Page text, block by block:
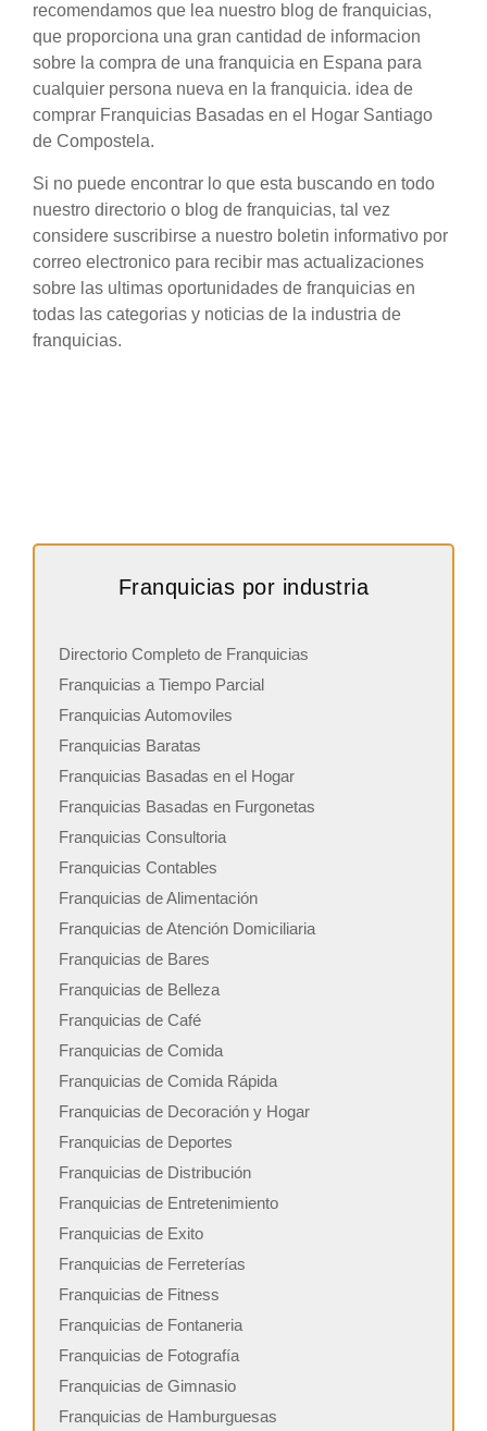
recomendamos que lea nuestro blog de franquicias,
que proporciona una gran cantidad de informacion
sobre la compra de una franquicia en Espana para
cualquier persona nueva en la franquicia. idea de
comprar Franquicias Basadas en el Hogar Santiago
de Compostela.
Si no puede encontrar lo que esta buscando en todo
nuestro directorio o blog de franquicias, tal vez
considere suscribirse a nuestro boletin informativo por
correo electronico para recibir mas actualizaciones
sobre las ultimas oportunidades de franquicias en
todas las categorias y noticias de la industria de
franquicias.
Franquicias por industria
Directorio Completo de Franquicias
Franquicias a Tiempo Parcial
Franquicias Automoviles
Franquicias Baratas
Franquicias Basadas en el Hogar
Franquicias Basadas en Furgonetas
Franquicias Consultoria
Franquicias Contables
Franquicias de Alimentación
Franquicias de Atención Domiciliaria
Franquicias de Bares
Franquicias de Belleza
Franquicias de Café
Franquicias de Comida
Franquicias de Comida Rápida
Franquicias de Decoración y Hogar
Franquicias de Deportes
Franquicias de Distribución
Franquicias de Entretenimiento
Franquicias de Exito
Franquicias de Ferreterías
Franquicias de Fitness
Franquicias de Fontaneria
Franquicias de Fotografía
Franquicias de Gimnasio
Franquicias de Hamburguesas